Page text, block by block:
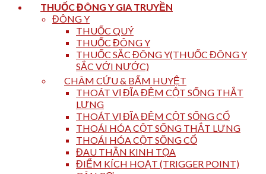
THUỐC ĐÔNG Y GIA TRUYỀN
ĐÔNG Y
THUỐC QUÝ
THUỐC ĐÔNG Y
THUỐC SẮC ĐÔNG Y(THUỐC ĐÔNG Y
SẮC VỚI NƯỚC)
CHÂM CỨU & BẤM HUYỆT
THOÁT VỊ ĐĨA ĐỆM CỘT SỐNG THẮT
LƯNG
THOÁT VỊ ĐĨA ĐỆM CỘT SỐNG CỔ
THOÁI HÓA CỘT SỐNG THẮT LƯNG
THOÁI HÓA CỘT SỐNG CỔ
ĐAU THẦN KINH TỌA
ĐIỂM KÍCH HOẠT (TRIGGER POINT)